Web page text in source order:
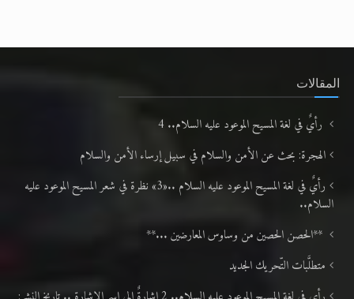
المقالات
رأيٌ في لغة المسيح الموعود عليه السلام.. 4
الهجرة: بحث عن الأمن والسلام في سبيل إرساء الأمن والسلام
رأيٌ في لغة المسيح الموعود عليه السلام ..«3» نظرة في شعر المسيح الموعود عليه
السلام..
**الحصن الحصين من وساوس المعارضين ...**
متطلَّبات التّحريك الجديد